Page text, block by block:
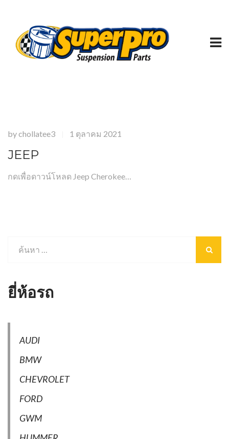
bychollatee3 1 ตุลาคม 2021
JEEP
กดเพื่อดาวน์โหลด Jeep Cherokee…
ยี่ห้อรถ
AUDI
BMW
CHEVROLET
FORD
GWM